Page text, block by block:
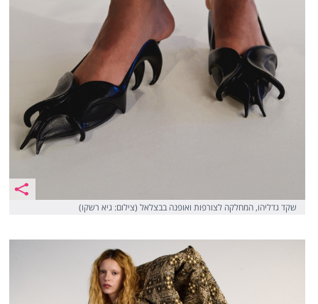
שקד גדליהו, המחלקה לצורפות ואופנה בבצלאל (צילום: גיא רשקו)